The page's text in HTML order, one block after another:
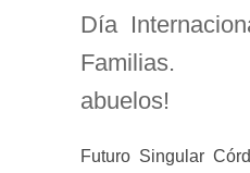
Día
Familias.
abuelos!
Futuro Singular